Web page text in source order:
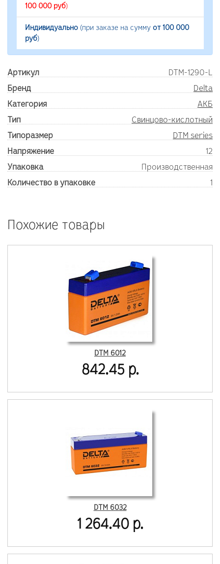
100 000 руб)
Индивидуально (при заказе на сумму от 100 000
руб)
Артикул
DTM-1290-L
Бренд
Delta
Категория
АКБ
Тип
Свинцово-кислотный
Типоразмер
DTM series
Напряжение
12
Упаковка
Производственная
Количество в упаковке
1
Похожие товары
DTM 6012
842.45 р.
DTM 6032
1 264.40 р.